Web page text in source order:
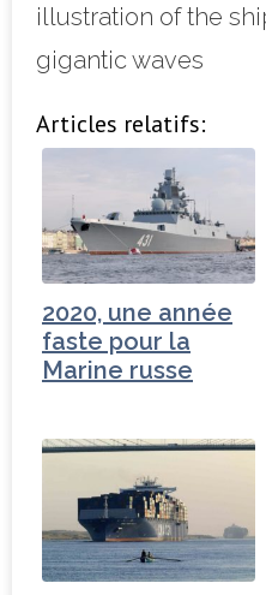
illustration of the
gigantic waves
Articles relatifs:
2020, une année
faste pour la
Marine russe